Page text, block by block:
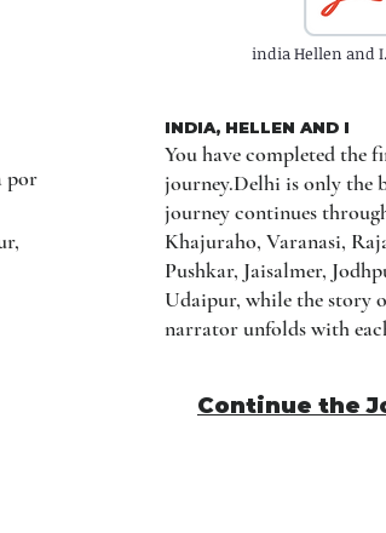
por
india Hellen and I.
INDIA, HELLEN AND I
You have completed the
journey.Delhi is only the
journey continues
Khajuraho, Varanasi,
Pushkar, Jaisalmer,
Udaipur, while the story
narrator unfolds with
Continue the